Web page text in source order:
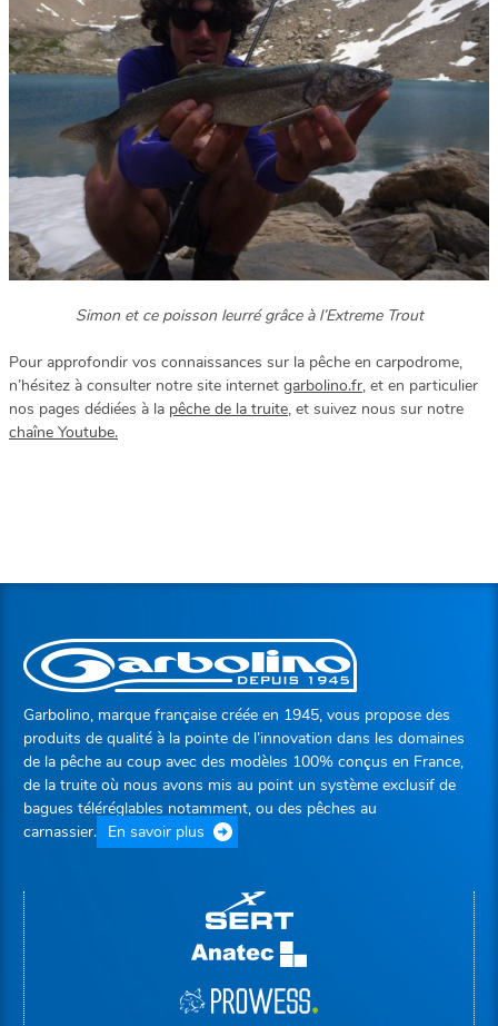
Simon et ce poisson leurré grâce à l’Extreme Trout
Pour approfondir vos connaissances sur la pêche en carpodrome,
n’hésitez à consulter notre site internet garbolino.fr, et en particulier
nos pages dédiées à la pêche de la truite, et suivez nous sur notre
chaîne Youtube.
Garbolino, marque française créée en 1945, vous propose des
produits de qualité à la pointe de l’innovation dans les domaines
de la pêche au coup avec des modèles 100% conçus en France,
de la truite où nous avons mis au point un système exclusif de
bagues téléréglables notamment, ou des pêches au
carnassier. En savoir plus